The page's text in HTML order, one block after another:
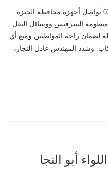
كتب : محمد أبو بكر 11:29 م 03/10/2025 تواصل أجهزة محافظة الجيزة
منظومة السرفيس ووسائل النقل
لضمان راحة المواطنين ومنع أي
وشدد المهندس عادل النجار،
أبو النجا